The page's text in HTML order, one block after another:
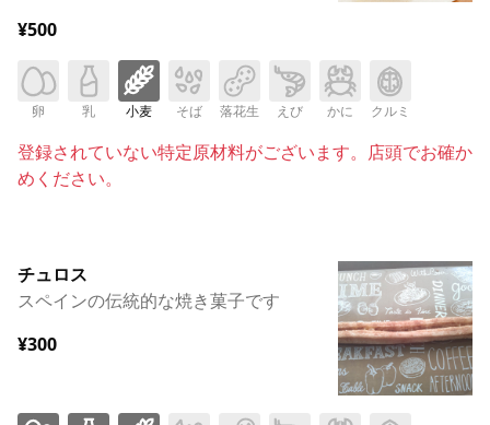
¥500
卵 乳 小麦 そば 落花生 えび かに クルミ
登録されていない特定原材料がございます。店頭でお確か
めください。
チュロス
スペインの伝統的な焼き菓子です
¥300